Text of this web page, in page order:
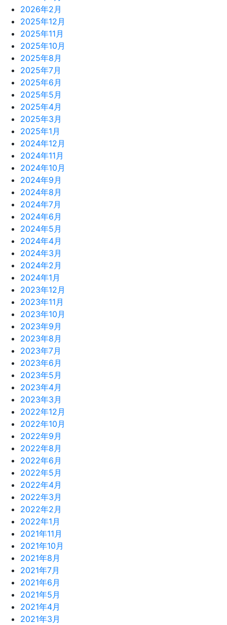
2026年2月
2025年12月
2025年11月
2025年10月
2025年8月
2025年7月
2025年6月
2025年5月
2025年4月
2025年3月
2025年1月
2024年12月
2024年11月
2024年10月
2024年9月
2024年8月
2024年7月
2024年6月
2024年5月
2024年4月
2024年3月
2024年2月
2024年1月
2023年12月
2023年11月
2023年10月
2023年9月
2023年8月
2023年7月
2023年6月
2023年5月
2023年4月
2023年3月
2022年12月
2022年10月
2022年9月
2022年8月
2022年6月
2022年5月
2022年4月
2022年3月
2022年2月
2022年1月
2021年11月
2021年10月
2021年8月
2021年7月
2021年6月
2021年5月
2021年4月
2021年3月